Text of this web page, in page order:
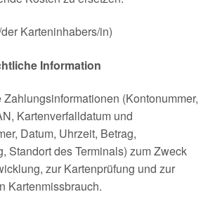
Karteninhabers/in)
Information
Zahlungsinformationen (Kontonummer,
Kartenverfalldatum und
Datum, Uhrzeit, Betrag,
Standort des Terminals) zum Zweck
zur Kartenprüfung und zur
Kartenmissbrauch.